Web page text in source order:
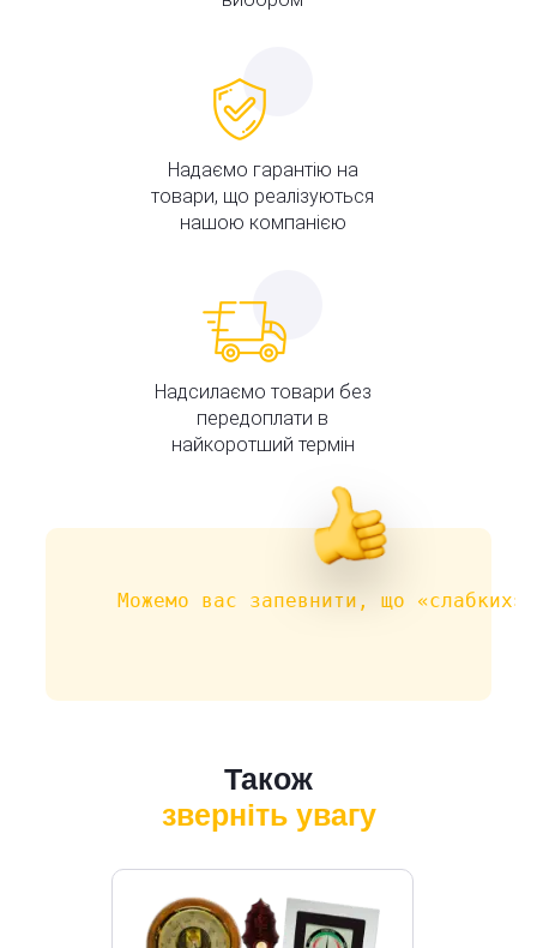
Надаємо гарантію на
товари, що реалізуються
нашою компанією
Надсилаємо товари без
передоплати в
найкоротший термін
Можемо вас запевнити, що
Також
зверніть увагу